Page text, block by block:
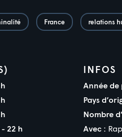
France relations
22 h
INFOS
Année
Pays
Nombre
Avec :